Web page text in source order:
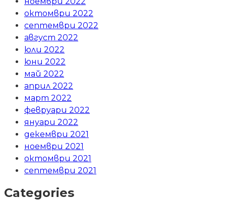
октомври 2022
септември 2022
август 2022
юли 2022
юни 2022
май 2022
април 2022
март 2022
февруари 2022
януари 2022
декември 2021
ноември 2021
октомври 2021
септември 2021
Categories